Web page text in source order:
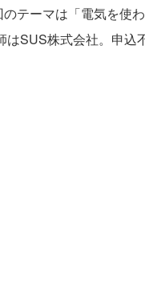
テーマは「電気を使
SUS株式会社。申込